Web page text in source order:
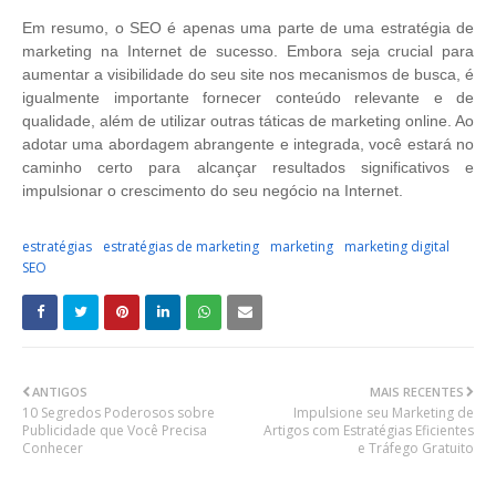
Em resumo, o SEO é apenas uma parte de uma estratégia de
marketing na Internet de sucesso. Embora seja crucial para
aumentar a visibilidade do seu site nos mecanismos de busca, é
igualmente importante fornecer conteúdo relevante e de
qualidade, além de utilizar outras táticas de marketing online. Ao
adotar uma abordagem abrangente e integrada, você estará no
caminho certo para alcançar resultados significativos e
impulsionar o crescimento do seu negócio na Internet.
estratégias estratégias de marketing marketing
marketing digital
SEO
MAIS RECENTES
Impulsione seu Marketing de
Artigos com Estratégias Eficientes
e Tráfego Gratuito
ANTIGOS
10 Segredos Poderosos sobre
Publicidade que Você Precisa
Conhecer